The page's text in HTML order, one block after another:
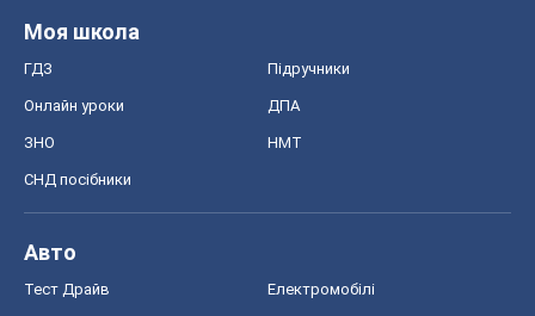
Моя школа
ГДЗ Підручники
Онлайн уроки ДПА
ЗНО НМТ
СНД посібники
Авто
Тест Драйв Електромобілі